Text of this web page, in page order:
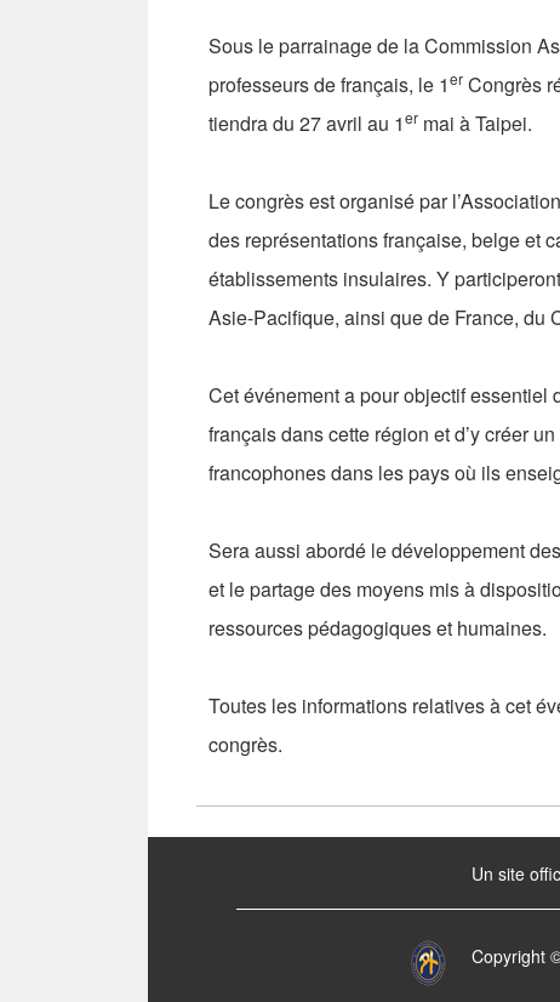
Sous le parrainage de la Commission
professeurs de français, le 1er Congrès
tiendra du 27 avril au 1er mai à Taipei.
Le congrès est organisé par
des représentations française, belge et
établissements insulaires. Y
Asie-Pacifique, ainsi que de France, du
Cet événement a pour objectif essentiel
français dans cette région et d’y créer
francophones dans les pays où ils
Sera aussi abordé le développement
et le partage des moyens mis à
ressources pédagogiques et humaines.
Toutes les informations relatives à cet
congrès.
Un site
Copyright